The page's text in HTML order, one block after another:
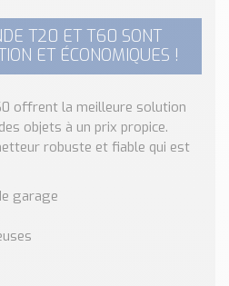
pour les brasseries et micro-
techniques
T20 ET T60 SONT
ET ÉCONOMIQUES !
offrent la meilleure solution
objets à un prix propice.
robuste et fiable qui est
garage